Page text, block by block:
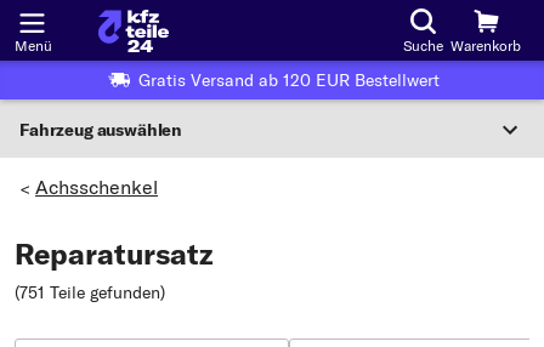
Menü Suche Warenkorb
Gratis Versand ab 120 EUR Bestellwert
Fahrzeug auswählen
Wo finde ich die?
> Achsschenkel
Reparatursatz
(751 Teile gefunden)